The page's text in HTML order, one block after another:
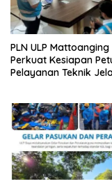
PLN ULP Mattoanging
Perkuat Kesiapan
Pelayanan Teknik